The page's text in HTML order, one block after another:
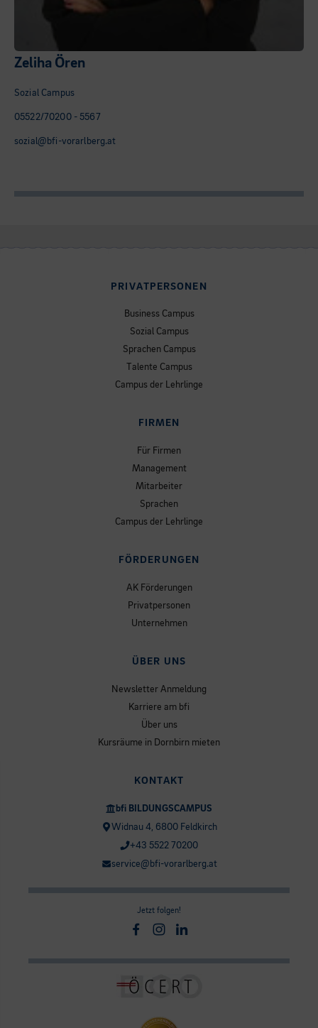
Zeliha Ören
Sozial Campus
05522/70200 - 5567
sozial@bfi-vorarlberg.at
PRIVATPERSONEN
Business Campus
Sozial Campus
Sprachen Campus
Talente Campus
Campus der Lehrlinge
FIRMEN
Für Firmen
Management
Mitarbeiter
Sprachen
Campus der Lehrlinge
FÖRDERUNGEN
AK Förderungen
Privatpersonen
Unternehmen
ÜBER UNS
Newsletter Anmeldung
Karriere am bfi
Über uns
Kursräume in Dornbirn mieten
KONTAKT
bfi BILDUNGSCAMPUS
Widnau 4, 6800 Feldkirch
+43 5522 70200
service@bfi-vorarlberg.at
Jetzt folgen!
Facebook
Instagram
Linkedin